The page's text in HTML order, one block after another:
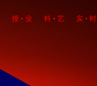
授 • 业 科 • 艺 实 • 时